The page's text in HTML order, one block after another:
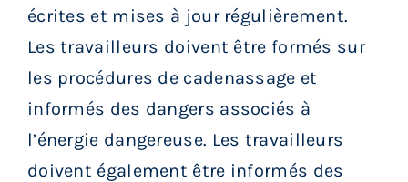
écrites et mises à jour régulièrement.
Les travailleurs doivent être formés sur
les procédures de cadenassage et
informés des dangers associés à
l’énergie dangereuse. Les travailleurs
doivent également être informés des